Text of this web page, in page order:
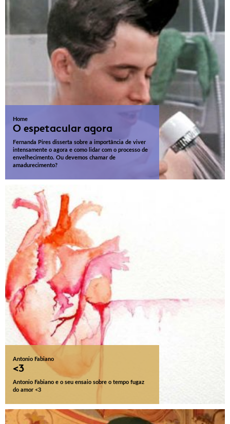
Home
O espetacular agora
Fernanda Pires disserta sobre a importância de viver
intensamente o agora e como lidar com o processo de
envelhecimento. Ou devemos chamar de
amadurecimento?
Antonio Fabiano
<3
Antonio Fabiano e o seu ensaio sobre o tempo fugaz
do amor <3